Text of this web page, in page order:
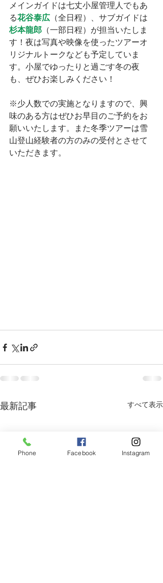
メインガイドは七丈小屋管理人でもあ
る花谷泰広 （全日程）、サブガイドは
杉本龍郎 （一部日程）が担当いたしま
す！夜は写真や映像を使ったツアーオ
リジナルトークなども予定していま
す。小屋でゆったりと過ごす冬の夜
も、ぜひお楽しみください！
※少人数での実施となりますので、興
味のある方はぜひお早目のご予約をお
願いいたします。また冬季ツアーは雪
山登山経験者の方のみの受付とさせて
いただきます。
最新記事 すべて表示
Phone Facebook Instagram